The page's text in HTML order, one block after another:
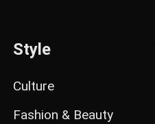
Style
Culture
Fashion & Beauty